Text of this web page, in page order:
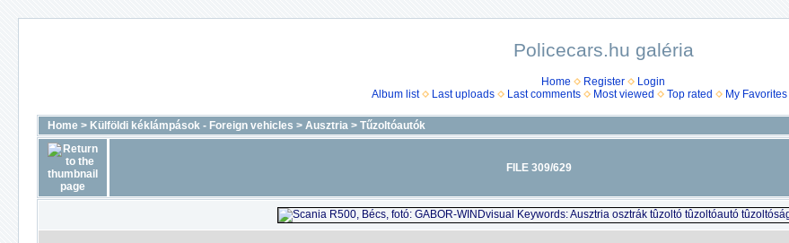
Policecars.hu galéria
Home Register
Login
Album list
Last uploads Last comments Most viewed Top rated My Favorites
Home > Külföldi kéklámpások - Foreign vehicles > Ausztria > Tűzoltóautók
FILE 309/629